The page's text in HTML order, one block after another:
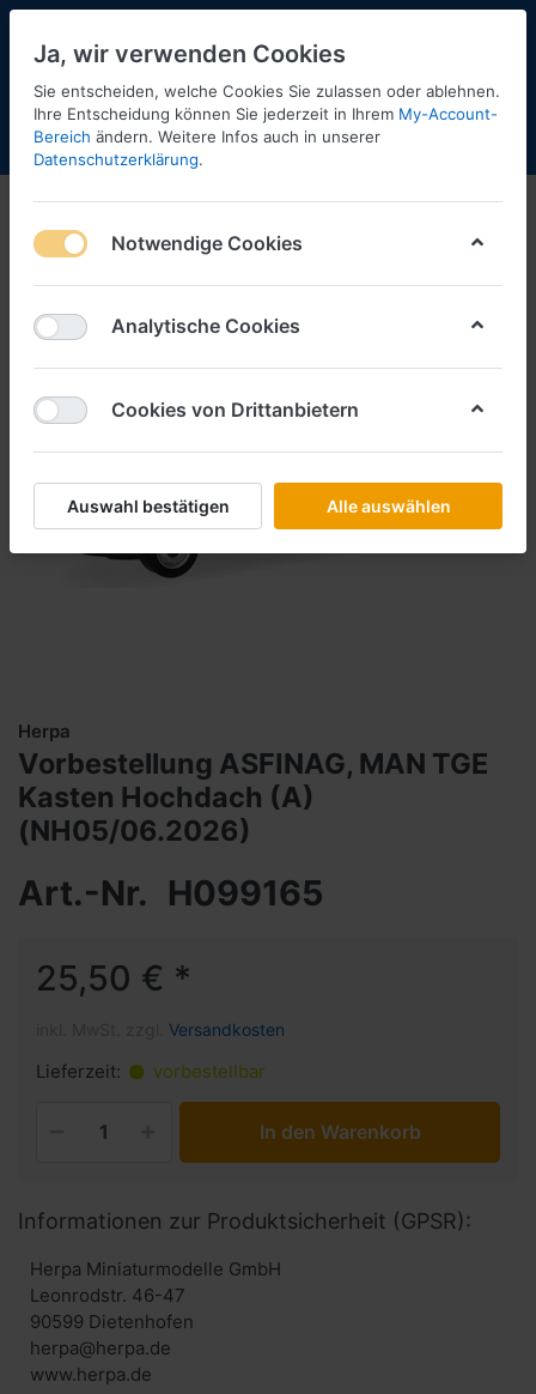
Menü Anmelden Shopaktualisierung
Herpa
Vorbestellung ASFINAG, MAN TGE
Kasten Hochdach (A)
(NH05/06.2026)
Art.-Nr. H099165
25,50 € *
Versandkosten
Lieferzeit: vorbestellbar
In den Warenkorb
Informationen zur Produktsicherheit (GPSR):
Herpa Miniaturmodelle GmbH
Leonrodstr. 46-47
90599 Dietenhofen
herpa@herpa.de
www.herpa.de
Ja, wir verwenden Cookies
Sie entscheiden, welche Cookies Sie zulassen oder ablehnen.
Ihre Entscheidung können Sie jederzeit in Ihrem My-Account-
Bereich ändern. Weitere Infos auch in unserer
Datenschutzerklärung.
Notwendige Cookies
Analytische Cookies
Cookies von Drittanbietern
Auswahl bestätigen Alle auswählen